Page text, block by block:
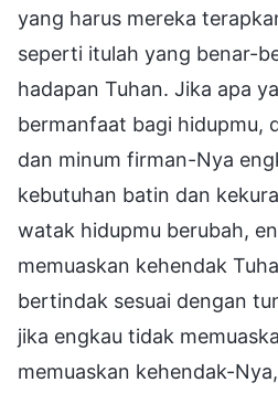
yang harus mereka
seperti itulah yang benar-
hadapan Tuhan. Jika apa
bermanfaat bagi hidupmu,
dan minum firman-Nya
kebutuhan batin dan
watak hidupmu berubah,
memuaskan kehendak
bertindak sesuai dengan
jika engkau tidak
memuaskan kehendak-